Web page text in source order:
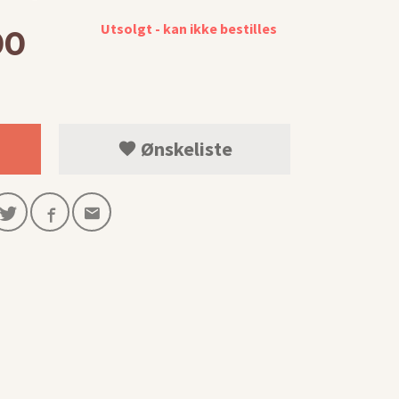
Utsolgt - kan ikke bestilles
Ønskeliste